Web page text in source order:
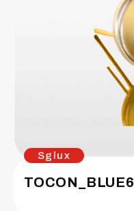
Sglux
TOCON_BLUE6